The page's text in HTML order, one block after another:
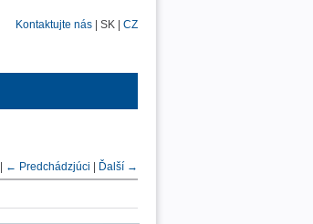
Kontaktujte nás | SK | CZ
← Predchádzjúci Ďalší →